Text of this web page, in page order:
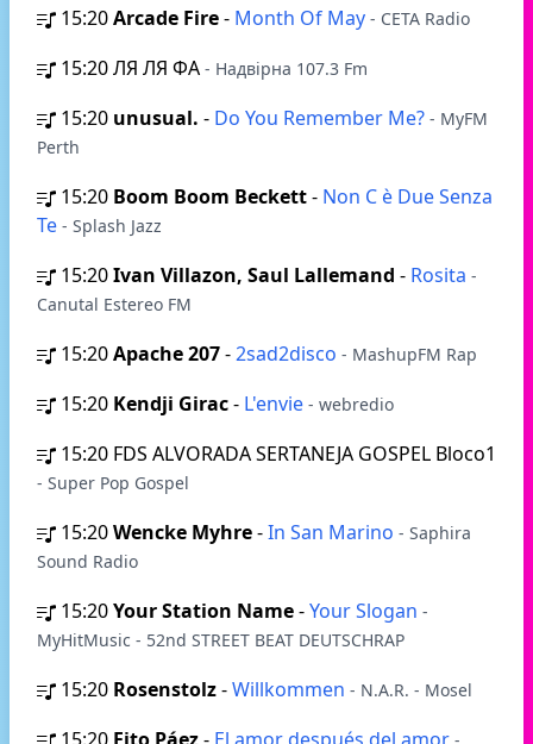
15:20Arcade Fire- Month Of May - CETA Radio
15:20ЛЯ ЛЯ ФА - Надвірна 107.3 Fm
15:20 unusual. - Do You Remember Me? - MyFM
Perth
15:20 Boom Boom Beckett- Non C è Due Senza
Te - Splash Jazz
15:20Ivan Villazon, Saul Lallemand - Rosita -
Canutal Estereo FM
15:20Apache 207-2sad2disco - MashupFM Rap
15:20 Kendji Girac- L'envie - webredio
15:20 FDS ALVORADA SERTANEJA GOSPEL Bloco1
- Super Pop Gospel
15:20Wencke Myhre-In San Marino - Saphira
Sound Radio
15:20Your Station Name-Your Slogan -
MyHitMusic - 52nd STREET BEAT DEUTSCHRAP
15:20 Rosenstolz-Willkommen - N.A.R. - Mosel